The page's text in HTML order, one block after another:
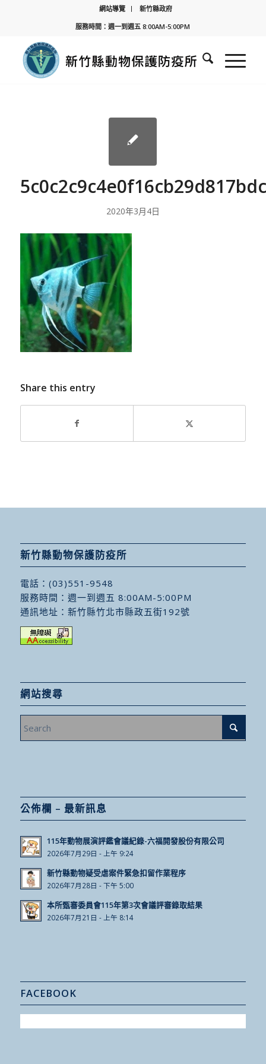
網站導覽
新竹縣政府
服務時間：週一到週五 8:00AM-5:00PM
2020年3月4日
Share this entry
新竹縣動物保護防疫所
電話： (03)551-9548
服務時間：週一到週五 8:00AM-5:00PM
通訊地址： 新竹縣竹北市縣政五街192號
網站搜尋
公佈欄 – 最新訊息
115年動物展演評鑑會議紀錄-六福開發股份有限公司
2026年7月29日 - 上午 9:24
新竹縣動物疑受虐案件緊急扣留作業程序
2026年7月28日 - 下午 5:00
本所甄審委員會115年第3次會議評審錄取結果
2026年7月21日 - 上午 8:14
FACEBOOK